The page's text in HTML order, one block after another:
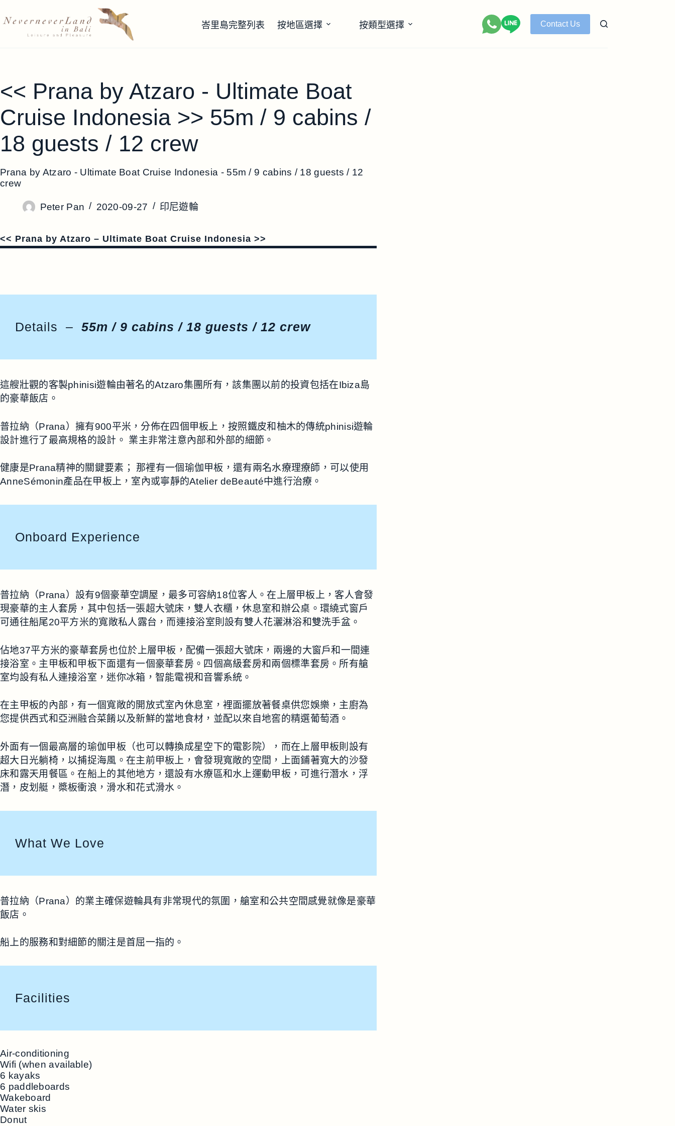
至
峇里島完整列表 按地區選擇 按類型選擇 Contact Us
<< Prana by Atzaro - Ultimate Boat
Cruise Indonesia >> 55m / 9 cabins /
18 guests / 12 crew
Prana by Atzaro - Ultimate Boat Cruise Indonesia - 55m / 9 cabins / 18 guests / 12
crew
Peter Pan 2020-09-27 印尼遊輪
<< Prana by Atzaro – Ultimate Boat Cruise Indonesia >>
Details – 55m / 9 cabins / 18 guests / 12 crew
這艘壯觀的客製phinisi遊輪由著名的Atzaro集團所有，該集團以前的投資包括在Ibiza島
的豪華飯店。
普拉納（Prana）擁有900平米，分佈在四個甲板上，按照鐵皮和柚木的傳統phinisi遊輪
設計進行了最高規格的設計。 業主非常注意內部和外部的細節。
健康是Prana精神的關鍵要素； 那裡有一個瑜伽甲板，還有兩名水療理療師，可以使用
AnneSémonin產品在甲板上，室內或寧靜的Atelier deBeauté中進行治療。
Onboard Experience
普拉納（Prana）設有9個豪華空調屋，最多可容納18位客人。在上層甲板上，客人會發
現豪華的主人套房，其中包括一張超大號床，雙人衣櫃，休息室和辦公桌。環繞式窗戶
可通往船尾20平方米的寬敞私人露台，而連接浴室則設有雙人花灑淋浴和雙洗手盆。
佔地37平方米的豪華套房也位於上層甲板，配備一張超大號床，兩邊的大窗戶和一間連
接浴室。主甲板和甲板下面還有一個豪華套房。四個高級套房和兩個標準套房。所有艙
室均設有私人連接浴室，迷你冰箱，智能電視和音響系統。
在主甲板的內部，有一個寬敞的開放式室內休息室，裡面擺放著餐桌供您娛樂，主廚為
您提供西式和亞洲融合菜餚以及新鮮的當地食材，並配以來自地窖的精選葡萄酒。
外面有一個最高層的瑜伽甲板（也可以轉換成星空下的電影院），而在上層甲板則設有
超大日光躺椅，以捕捉海風。在主前甲板上，會發現寬敞的空間，上面鋪著寬大的沙發
床和露天用餐區。在船上的其他地方，還設有水療區和水上運動甲板，可進行潛水，浮
潛，皮划艇，槳板衝浪，滑水和花式滑水。
What We Love
普拉納（Prana）的業主確保遊輪具有非常現代的氛圍，艙室和公共空間感覺就像是豪華
飯店。
船上的服務和對細節的關注是首屈一指的。
Facilities
Air-conditioning
Wifi (when available)
6 kayaks
6 paddleboards
Wakeboard
Water skis
Donut